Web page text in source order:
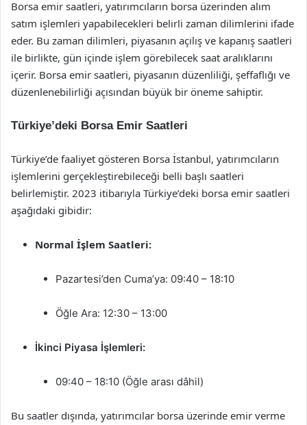
Borsa emir saatleri, yatırımcıların borsa üzerinden alım
satım işlemleri yapabilecekleri belirli zaman dilimlerini ifade
eder. Bu zaman dilimleri, piyasanın açılış ve kapanış saatleri
ile birlikte, gün içinde işlem görebilecek saat aralıklarını
içerir. Borsa emir saatleri, piyasanın düzenliliği, şeffaflığı ve
düzenlenebilirliği açısından büyük bir öneme sahiptir.
Türkiye’deki Borsa Emir Saatleri
Türkiye’de faaliyet gösteren Borsa İstanbul, yatırımcıların
işlemlerini gerçekleştirebileceği belli başlı saatleri
belirlemiştir. 2023 itibarıyla Türkiye’deki borsa emir saatleri
aşağıdaki gibidir:
Normal İşlem Saatleri:
Pazartesi’den Cuma’ya: 09:40 – 18:10
Öğle Ara: 12:30 – 13:00
İkinci Piyasa İşlemleri:
09:40 – 18:10 (Öğle arası dâhil)
Bu saatler dışında, yatırımcılar borsa üzerinde emir verme